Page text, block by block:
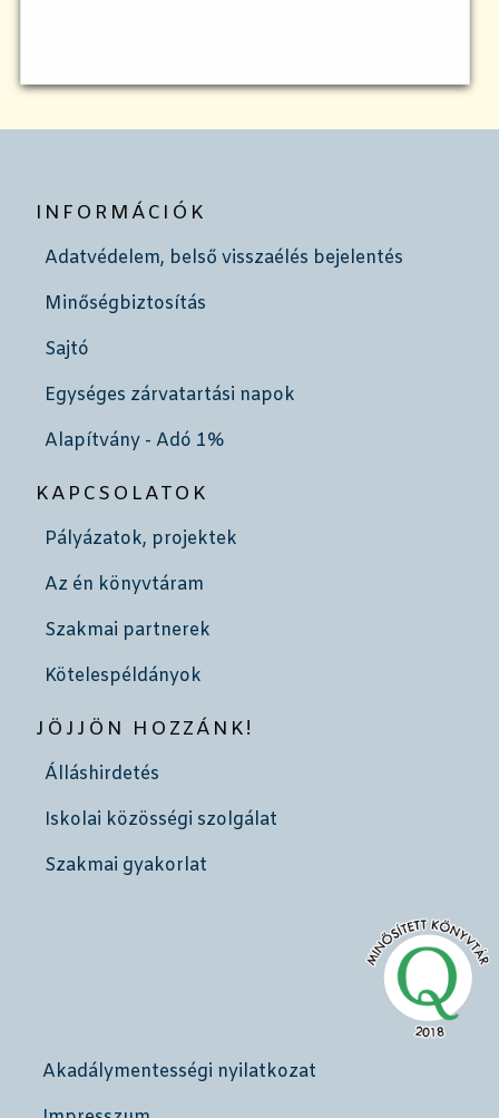
INFORMÁCIÓK
Adatvédelem, belső visszaélés bejelentés
Minőségbiztosítás
Sajtó
Egységes zárvatartási napok
Alapítvány - Adó 1%
KAPCSOLATOK
Pályázatok, projektek
Az én könyvtáram
Szakmai partnerek
Kötelespéldányok
JÖJJÖN HOZZÁNK!
Álláshirdetés
Iskolai közösségi szolgálat
Szakmai gyakorlat
Akadálymentességi nyilatkozat